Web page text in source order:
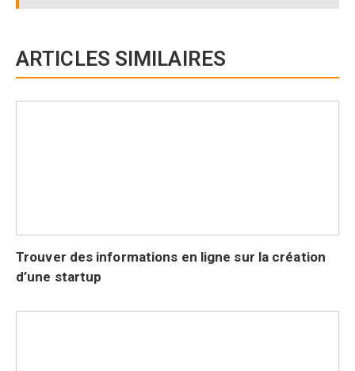
ARTICLES SIMILAIRES
Trouver des informations en ligne sur la création
d’une startup